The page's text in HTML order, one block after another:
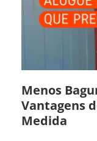
Menos
Vantagens
Medida